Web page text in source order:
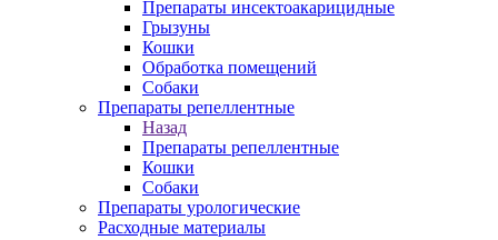
Препараты инсектоакарицидные
Грызуны
Кошки
Обработка помещений
Собаки
Препараты репеллентные
Назад
Препараты репеллентные
Кошки
Собаки
Препараты урологические
Расходные материалы